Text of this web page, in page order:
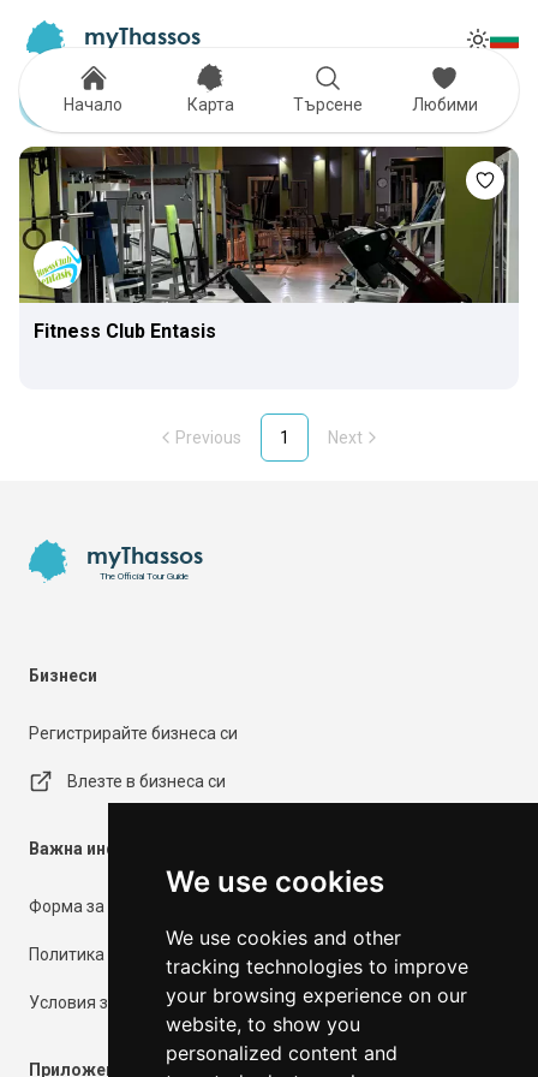
We use cookies
We use cookies and other
tracking technologies to improve
your browsing experience on our
website, to show you
personalized content and
myThassos
Fitness Center
Fitness Club Entasis
Previous 1 Next
Начало Карта Търсене Любими
myThassos
The Official Tour Guide
Бизнеси
Регистрирайте бизнеса си
Влезте в бизнеса си
Важна информация
Форма за контакт
Политика за поверителност
Условия за ползване
Приложения